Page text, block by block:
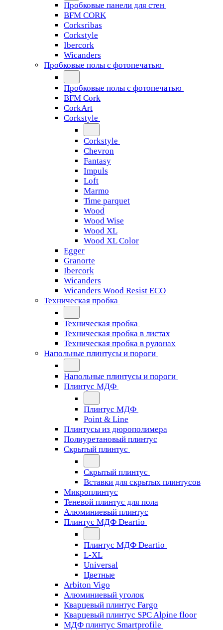
Пробковые панели для стен
BFM CORK
Corksribas
Corkstyle
Ibercork
Wicanders
Пробковые полы с фотопечатью
Пробковые полы с фотопечатью
BFM Cork
CorkArt
Corkstyle
Corkstyle
Chevron
Fantasy
Impuls
Loft
Marmo
Time parquet
Wood
Wood Wise
Wood XL
Wood XL Color
Egger
Granorte
Ibercork
Wicanders
Wicanders Wood Resist ECO
Техническая пробка
Техническая пробка
Техническая пробка в листах
Техническая пробка в рулонах
Напольные плинтусы и пороги
Напольные плинтусы и пороги
Плинтус МДФ
Плинтус МДФ
Point & Line
Плинтусы из дюрополимера
Полиуретановый плинтус
Скрытый плинтус
Скрытый плинтус
Вставки для скрытых плинтусов
Микроплинтус
Теневой плинтус для пола
Алюминиевый плинтус
Плинтус МДФ Deartio
Плинтус МДФ Deartio
L-XL
Universal
Цветные
Arbiton Vigo
Алюминиевый уголок
Кварцевый плинтус Fargo
Кварцевый плинтус SPC Alpine floor
МДФ плинтус Smartprofile